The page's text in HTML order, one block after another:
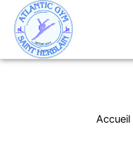
contenu
Accueil